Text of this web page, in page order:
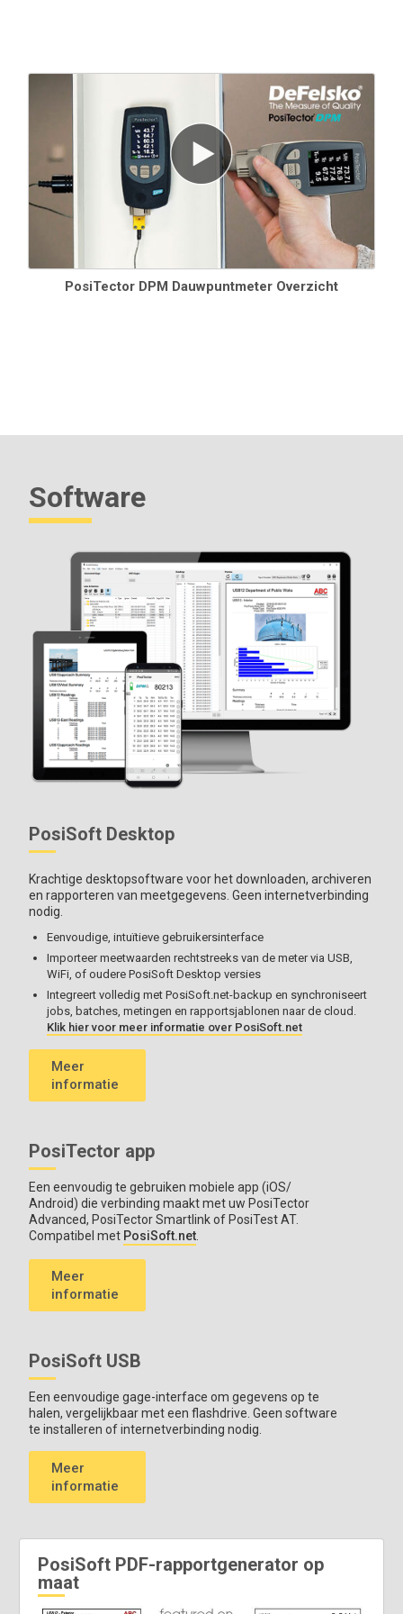
-76° tot
± 5.4° F‡ 0.1° F
Alleen DPM IR-modellen
C (73° F) omgeving
Alleen DPM A-modellen
‡ afhankelijk van RH. Zie
Dauwpunt (Td) nauwkeurigheid
voor meer informatie.
lensschild, lang kalibratiecertificaat herleidbaar naar NIST, USB-
kabel, twee (2) jaar garantie.
PosiTector DPM Dauwpuntmeter Overzicht
Software
PosiSoft Desktop
Krachtige desktopsoftware voor het downloaden, archiveren
en rapporteren van meetgegevens. Geen internetverbinding
nodig.
Eenvoudige, intuïtieve gebruikersinterface
Importeer meetwaarden rechtstreeks van de meter via USB,
WiFi, of oudere PosiSoft Desktop versies
Integreert volledig met PosiSoft.net-backup en synchroniseert
jobs, batches, metingen en rapportsjablonen naar de cloud.
Klik hier voor meer informatie over PosiSoft.net
Meer
informatie
PosiTector app
Een eenvoudig te gebruiken mobiele app (iOS/
Android) die verbinding maakt met uw PosiTector
Advanced, PosiTector Smartlink of PosiTest AT.
Compatibel met PosiSoft.net.
Meer
informatie
PosiSoft USB
Een eenvoudige gage-interface om gegevens op te
halen, vergelijkbaar met een flashdrive. Geen software
te installeren of internetverbinding nodig.
Meer
informatie
PosiSoft PDF-rapportgenerator op
maat